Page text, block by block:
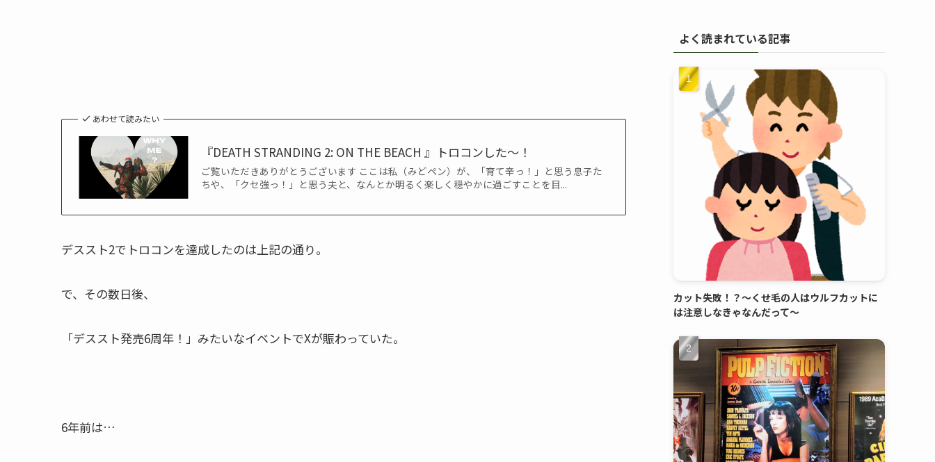
あわせて読みたい
『DEATH STRANDING 2: ON THE BEACH 』トロコンした～！
ご覧いただきありがとうございます ここは私（みどペン）が、「育て辛っ！」と思う息子た
ちや、「クセ強っ！」と思う夫と、なんとか明るく楽しく穏やかに過ごすことを目...
デススト2でトロコンを達成したのは上記の通り。
で、その数日後、
「デススト発売6周年！」みたいなイベントでXが賑わっていた。
6年前は…
よく読まれている記事
カット失敗！？～くせ毛の人はウルフカットに
は注意しなきゃなんだって～